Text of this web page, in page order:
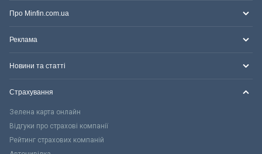
Про Minfin.com.ua
Реклама
Новини та статті
Страхування
Зелена карта онлайн
Відгуки про страхові компанії
Рейтинг страхових компаній